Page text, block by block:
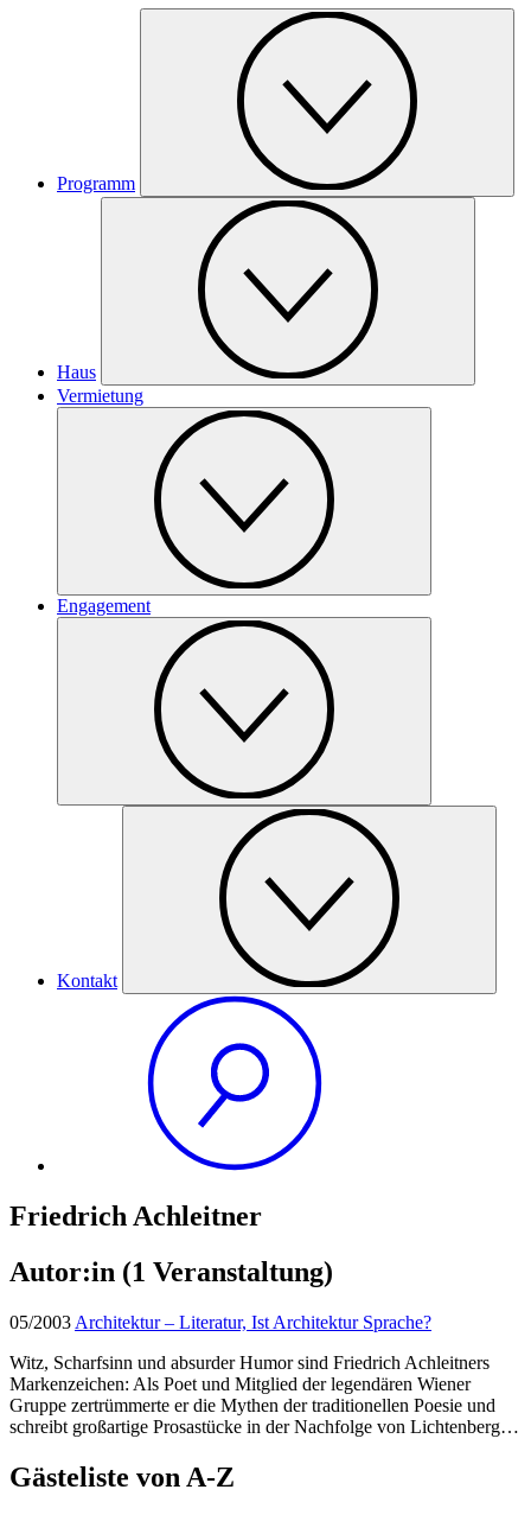
Programm
Haus
Vermietung
Engagement
Kontakt
Friedrich Achleitner
Autor:in (1 Veranstaltung)
05/2003 Architektur – Literatur, Ist Architektur Sprache?
Witz, Scharfsinn und absurder Humor sind Friedrich Achleitners
Markenzeichen: Als Poet und Mitglied der legendären Wiener
Gruppe zertrümmerte er die Mythen der traditionellen Poesie und
schreibt großartige Prosastücke in der Nachfolge von Lichtenberg…
Gästeliste von A-Z